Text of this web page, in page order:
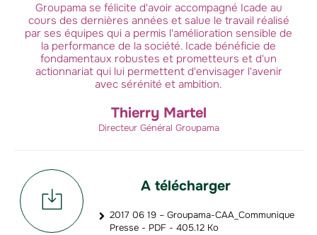
Groupama se félicite d'avoir accompagné Icade au
cours des dernières années et salue le travail réalisé
par ses équipes qui a permis l'amélioration sensible de
la performance de la société. Icade bénéficie de
fondamentaux robustes et prometteurs et d'un
actionnariat qui lui permettent d'envisager l'avenir
avec sérénité et ambition.
Thierry Martel
Directeur Général Groupama
A télécharger
2017 06 19 – Groupama-CAA_Communique
Presse - PDF - 405.12 Ko